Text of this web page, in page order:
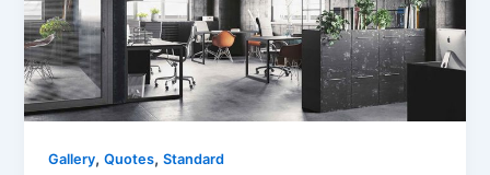
Gallery,Quotes,Standard